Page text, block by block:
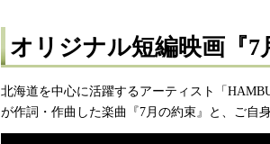
オリジナル短編映画『7
北海道を中心に活躍するアーティスト「
が作詞・作曲した楽曲『7月の約束』と、ご自